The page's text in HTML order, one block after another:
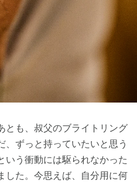
も、叔父のブライトリング
、ずっと持っていたいと思う
いう衝動には駆られなかった
した。今思えば、自分用に何